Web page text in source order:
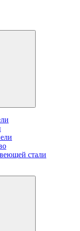
стали